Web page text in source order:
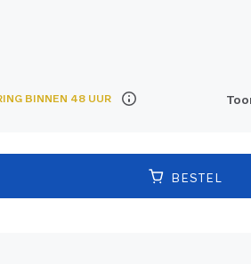
BINNEN 48 UUR
BESTEL